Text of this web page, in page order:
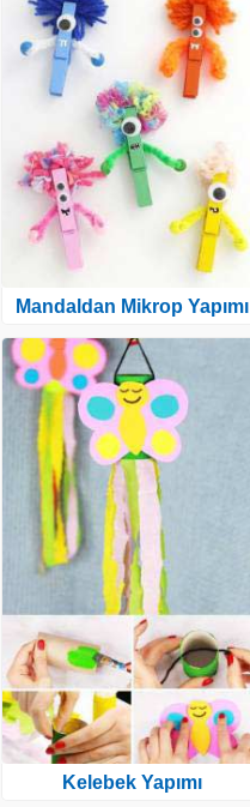
Mandaldan Mikrop Yapımı
Kelebek Yapımı